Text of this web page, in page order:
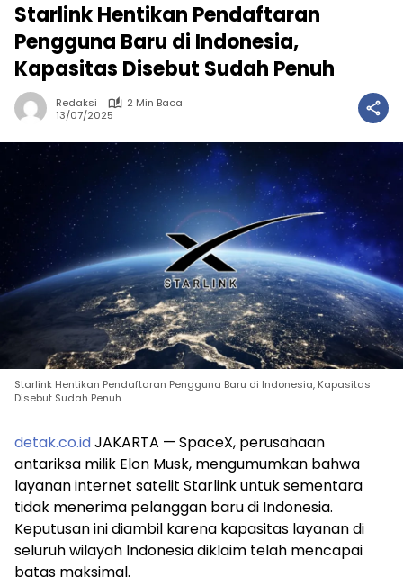
Starlink Hentikan Pendaftaran
Pengguna Baru di Indonesia,
Kapasitas Disebut Sudah Penuh
Redaksi
2 Min Baca
13/07/2025
Starlink Hentikan Pendaftaran Pengguna Baru di Indonesia, Kapasitas
Disebut Sudah Penuh
detak.co.idJAKARTA — SpaceX, perusahaan
antariksa milik Elon Musk, mengumumkan bahwa
layanan internet satelit Starlink untuk sementara
tidak menerima pelanggan baru di Indonesia.
Keputusan ini diambil karena kapasitas layanan di
seluruh wilayah Indonesia diklaim telah mencapai
batas maksimal.